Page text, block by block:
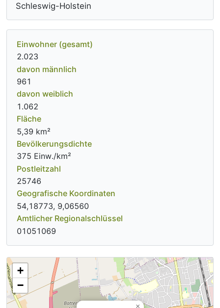
Schleswig-Holstein
Einwohner (gesamt)
2.023
davon männlich
961
davon weiblich
1.062
Fläche
5,39 km²
Bevölkerungsdichte
375 Einw./km²
Postleitzahl
25746
Geografische Koordinaten
54,18773, 9,06560
Amtlicher Regionalschlüssel
01051069
×
+
−